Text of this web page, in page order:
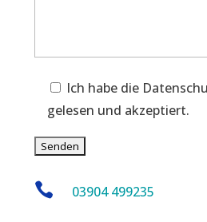
Ich habe die
gelesen und akzeptiert.
 03904 499235